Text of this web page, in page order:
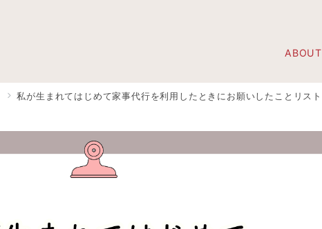
ABOUT
私が生まれてはじめて家事代行を利用したときにお願いしたことリスト